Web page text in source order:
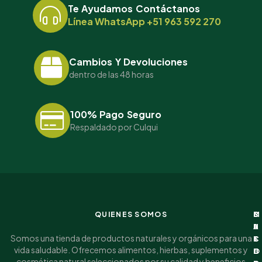
Te Ayudamos Contáctanos
Línea WhatsApp +51 963 592 270
Cambios Y Devoluciones
dentro de las 48 horas
100% Pago Seguro
Respaldado por Culqui
QUIENES SOMOS
Somos una tienda de productos naturales y orgánicos para una
vida saludable. Ofrecemos alimentos, hierbas, suplementos y
I
N
F
O
C
A
T
E
M
I
C
U
S
U
S
C